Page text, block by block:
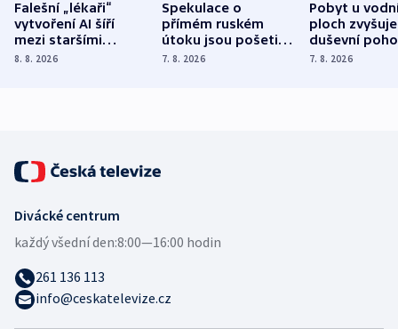
Falešní „lékaři“
vytvoření AI šíří
mezi staršími
Poláky nebezpečné
8. 8. 2026
Spekulace o
přímém ruském
útoku jsou pošetilé,
míní estonský
7. 8. 2026
Pobyt u
ploch zvyšuje
duševní
ukázala
7. 8. 2026
Divácké centrum
každý všední den:8:00—16:00 hodin
261 136 113
info@ceskatelevize.cz